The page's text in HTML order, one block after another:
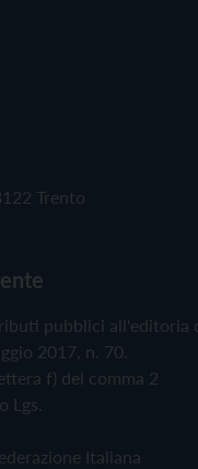
Trento
pubblici all'editoria
2017, n. 70.
f) del comma 2
Lgs.
Italiana